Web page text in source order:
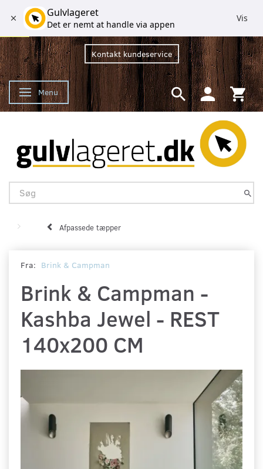
Kontakt kundeservice
Skifte navigation
Menu
Afpassede tæpper
Fra: Brink & Campman
Brink & Campman -
Kashba Jewel - REST
140x200 CM
Gulvlageret
Det er nemt at handle via appen
Vis